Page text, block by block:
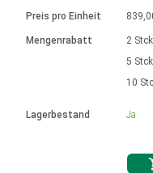
Einheitssystem
Hubmagnete
230 - 50 Hz | 110 - 60 Hz
Drehzahlregelung für die AIS-Serie
Bürstenlose
mit
Ø 28-42| 1-1400 rpm | <=
Bürstenlose DC
Gleichstrommotoren
Schneckengetriebe
Ø43-124mm | 31-425rpm | ≤
Treiber für
Synchron-Asynchron | für 1-4
Synchron-Asynchron | für 1-4
Français (EUR)
Preis pro Einheit
Mengenrabatt
Lagerbestand
2 Stck
5 Stck
10
Ja